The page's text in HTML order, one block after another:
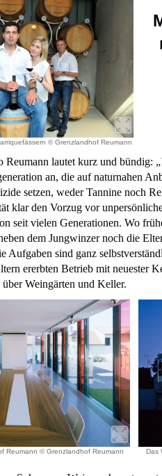
© Grenzlandhof Reumann
lautet kurz und bündig: „
an, die auf naturnahen
setzen, weder Tannine noch
klar den Vorzug vor
seit vielen Generationen. Wo
dem Jungwinzer noch die
Aufgaben sind ganz
ererbten Betrieb mit neuester
Weingärten und Keller.
Reumann © Grenzlandhof Reumann Das